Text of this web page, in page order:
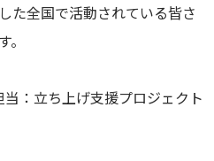
た全国で活動されている皆さ
当：立ち上げ支援プロジェクト